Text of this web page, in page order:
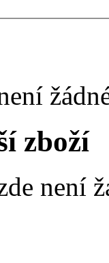
zboží
není